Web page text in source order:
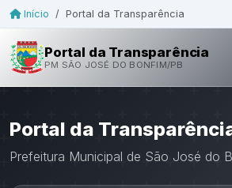
Início / Portal da Transparência
Portal da Transparência
PM SÃO JOSÉ DO BONFIM/PB
Portal da
Prefeitura Municipal de São José do